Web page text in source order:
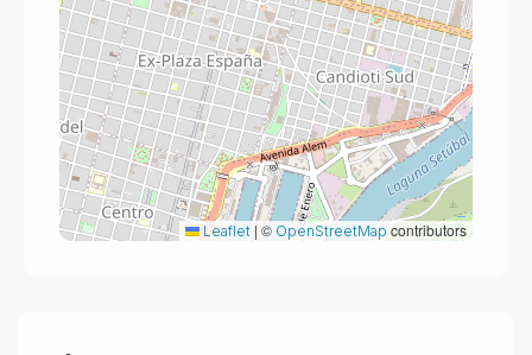
Leaflet | © OpenStreetMap contributors